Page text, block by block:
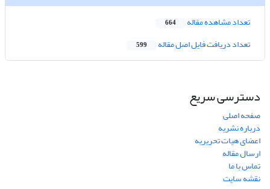
تعداد مشاهده مقاله 664
تعداد دریافت فایل اصل مقاله 599
دسترسی سریع
صفحه اصلی
درباره نشریه
اعضای هیات تحریریه
ارسال مقاله
تماس با ما
نقشه سایت